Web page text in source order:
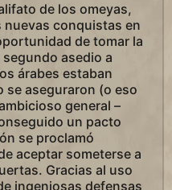
de los omeyas,
nuevas conquistas en
de tomar la
asedio a
árabes estaban
se aseguraron (o eso
general –
un pacto
se proclamó
aceptar someterse a
Gracias al uso
ingeniosas defensas